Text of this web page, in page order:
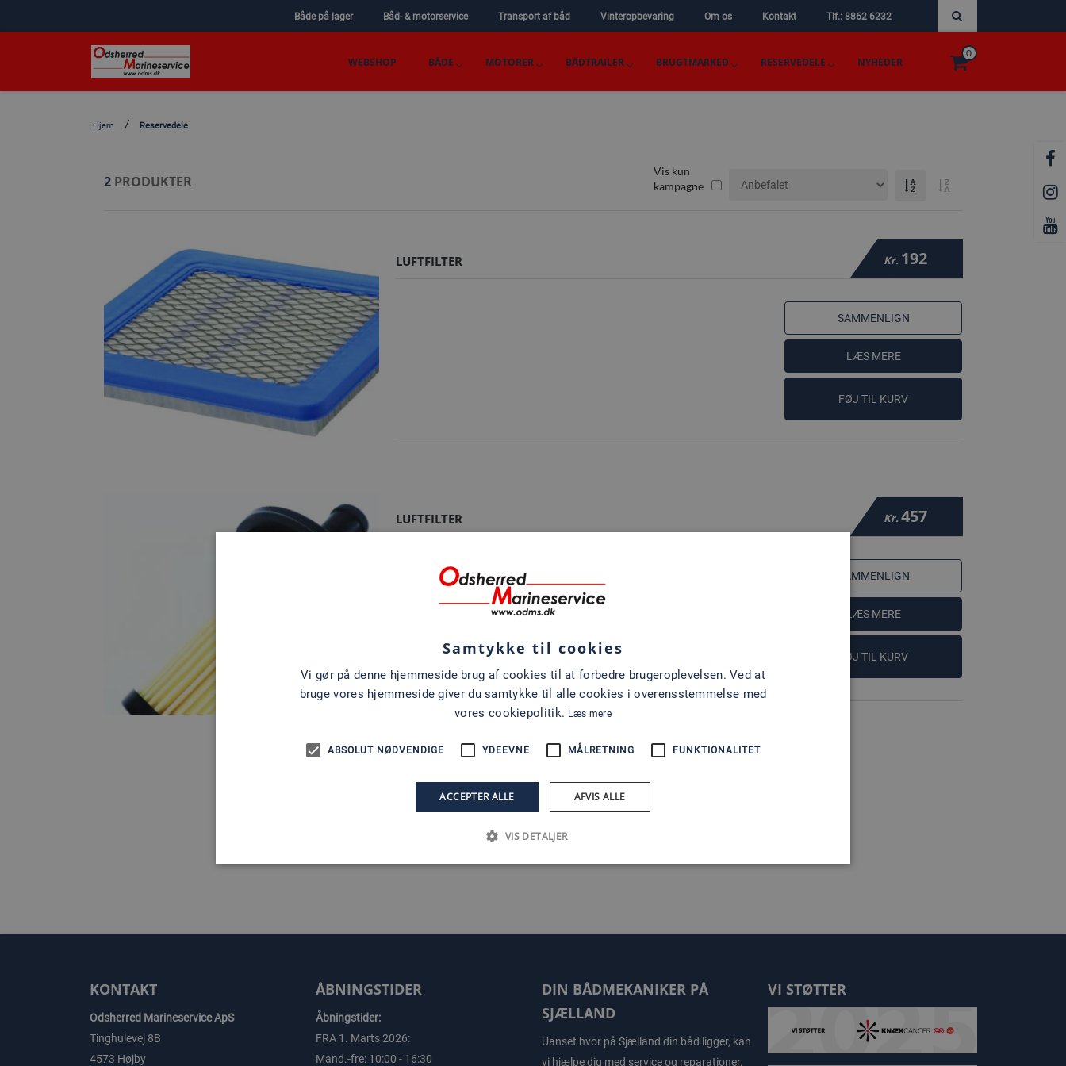
Både på lager Båd- & motorservice Transport af båd Vinteropbevaring Om os Kontakt Tlf.: 8862 6232
WEBSHOP BÅDE MOTORER BÅDTRAILER BRUGTMARKED RESERVEDELE NYHEDER
0
Hjem Reservedele
2PRODUKTER
Vis kun
kampagne
LUFTFILTER Kr. 192
SAMMENLIGN
LÆS MERE
FØJ TIL KURV
LUFTFILTER Kr. 457
SAMMENLIGN
LÆS MERE
FØJ TIL KURV
1
KONTAKT
Odsherred Marineservice ApS
Tinghulevej 8B
4573 Højby
ÅBNINGSTIDER
Åbningstider:
FRA 1. Marts 2026:
Mand.-fre: 10:00 - 16:30
DIN BÅDMEKANIKER PÅ
SJÆLLAND
Uanset hvor på Sjælland din båd ligger, kan
vi hjælpe dig med service og reparationer.
VI STØTTER
Samtykke til cookies
Vi gør på denne hjemmeside brug af cookies til at forbedre brugeroplevelsen. Ved at
bruge vores hjemmeside giver du samtykke til alle cookies i overensstemmelse med
vores cookiepolitik. Læs mere
ABSOLUT NØDVENDIGE YDEEVNE MÅLRETNING FUNKTIONALITET
ACCEPTER ALLE AFVIS ALLE
VIS DETALJER